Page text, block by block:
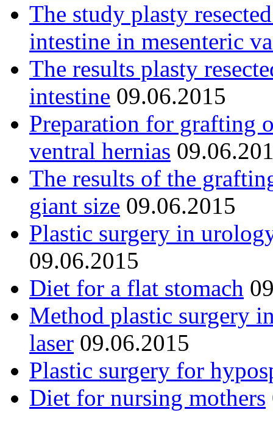
The study plasty
intestine in mesenteric
The results plasty
intestine 09.06.2015
Preparation for grafting
ventral hernias
The results of the
giant size 09.06.2015
Plastic surgery in
09.06.2015
Diet for a flat stomach
Method plastic surgery
laser 09.06.2015
Plastic surgery for
Diet for nursing mothers